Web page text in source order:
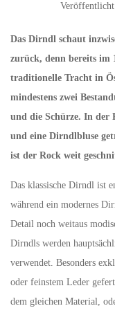
Das Dirndl schaut
zurück, denn bereits
traditionelle Tracht in
mindestens zwei
und die Schürze. In der
und eine Dirndlbluse
ist der Rock weit
Das klassische Dirndl ist
während ein modernes
Detail noch weitaus
Dirndls werden
verwendet. Besonders
oder feinstem Leder
dem gleichen Material,